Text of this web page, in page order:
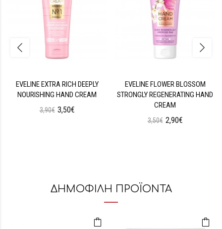
EVELINE EXTRA RICH DEEPLY
NOURISHING HAND CREAM
3,90€ 3,50€
EVELINE FLOWER BLOSSOM
STRONGLY REGENERATING HAND
CREAM
3,50€ 2,90€
ΔΗΜΟΦΙΛΗ ΠΡΟΪΟΝΤΑ